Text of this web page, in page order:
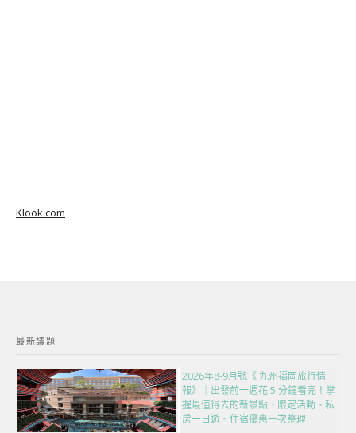
Klook.com
最新議題
2026年8-9月號《 九州福岡旅行情
報》｜出發前一週花 5 分鐘看完！掌
握最值得去的新景點、限定活動、私
房一日遊、住宿優惠一次整理